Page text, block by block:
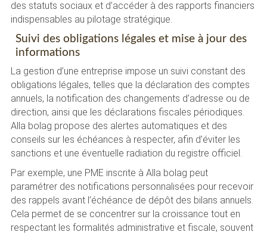
des statuts sociaux et d’accéder à des rapports financiers
indispensables au pilotage stratégique.
Suivi des obligations légales et mise à jour des
informations
La gestion d’une entreprise impose un suivi constant des
obligations légales, telles que la déclaration des comptes
annuels, la notification des changements d’adresse ou de
direction, ainsi que les déclarations fiscales périodiques.
Alla bolag propose des alertes automatiques et des
conseils sur les échéances à respecter, afin d’éviter les
sanctions et une éventuelle radiation du registre officiel.
Par exemple, une PME inscrite à Alla bolag peut
paramétrer des notifications personnalisées pour recevoir
des rappels avant l’échéance de dépôt des bilans annuels.
Cela permet de se concentrer sur la croissance tout en
respectant les formalités administrative et fiscale, souvent